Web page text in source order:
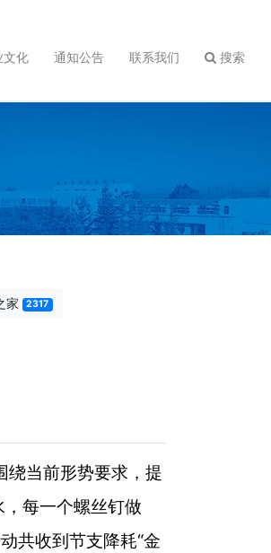
文化 通知公告 联系我们 搜索
家 2317
绕当前形势要求，提
每一个螺丝钉做
共收到节支降耗“金